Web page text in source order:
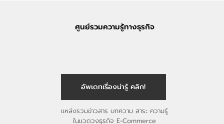
ศูนย์รวมความรู้ทางธุรกิจ
อัพเดทเรื่องน่ารู้ คลิก!
แหล่งรวมข่าวสาร บทความ สาระ ความรู้
ในแวดวงธุรกิจ E-Commerce